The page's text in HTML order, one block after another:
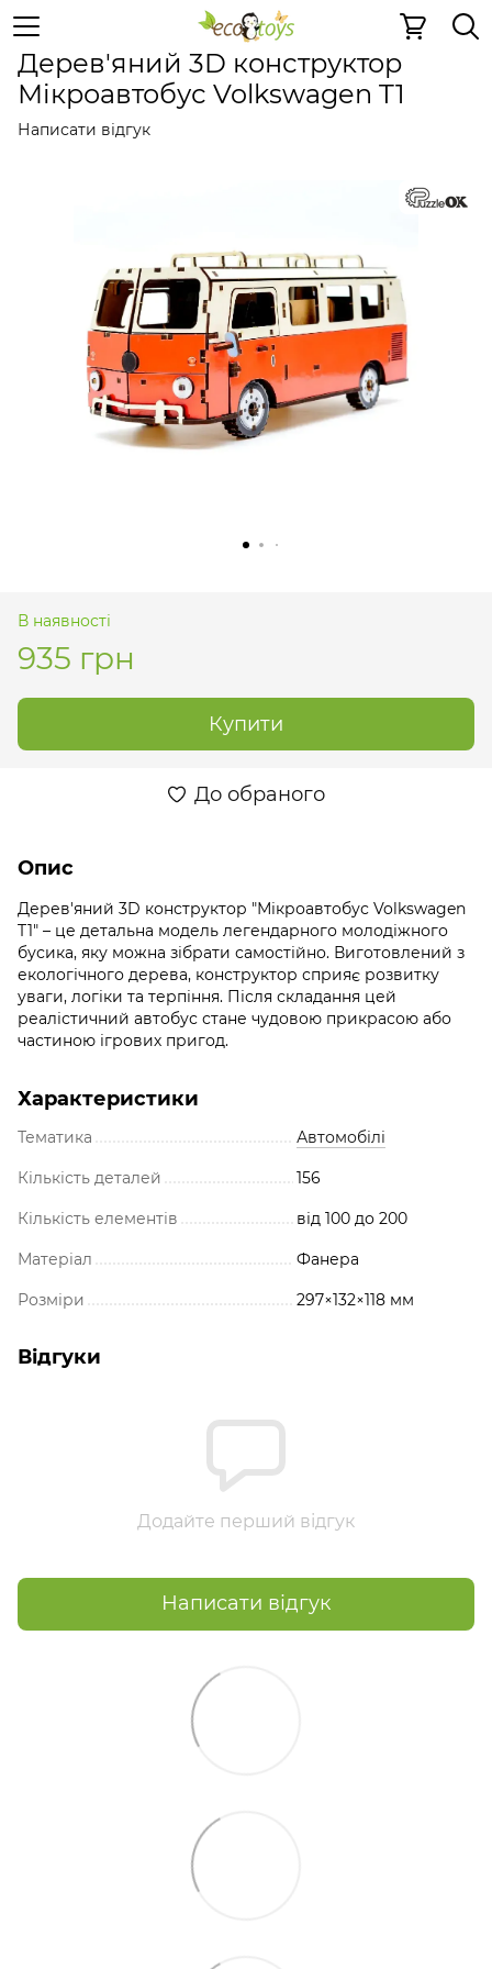
Дерев'яні конструктори Дерев'яні конструктори
Дерев'яний 3D конструктор
Мікроавтобус Volkswagen T1
Написати відгук
В наявності
935 грн
Купити
До обраного
Опис
Дерев'яний 3D конструктор "Мікроавтобус Volkswagen
T1" – це детальна модель легендарного молодіжного
бусика, яку можна зібрати самостійно. Виготовлений з
екологічного дерева, конструктор сприяє розвитку
уваги, логіки та терпіння. Після складання цей
реалістичний автобус стане чудовою прикрасою або
частиною ігрових пригод.
Характеристики
Тематика Автомобілі
Кількість деталей 156
Кількість елементів від 100 до 200
Матеріал Фанера
Розміри 297×132×118 мм
Відгуки
Додайте перший відгук
Написати відгук